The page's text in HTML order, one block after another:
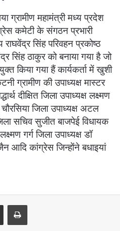
ग्रामीण महामंत्री मध्य प्रदेश
कमेटी के संगठन प्रभारी
सिंह परिवहन प्रकोष्ठ
सिंह ठाकुर को बनाया गया है जो
किया गया हैं कार्यकर्ता में खुशी
ग्रामीण की उपाध्यक्ष मास्टर
दीक्षित जिला उपाध्यक्ष लक्ष्मण
जिला उपाध्यक्ष अटल
सचिव सुजीत बाजपेई विधायक
गर्ग जिला उपाध्यक्ष डॉ
आदि कांग्रेस जिन्होंने बधाइयां